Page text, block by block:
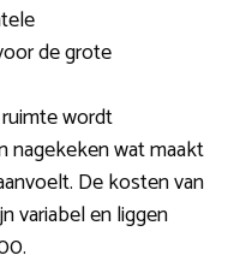
de grote
wordt
nagekeken wat maakt
De kosten van
variabel en liggen